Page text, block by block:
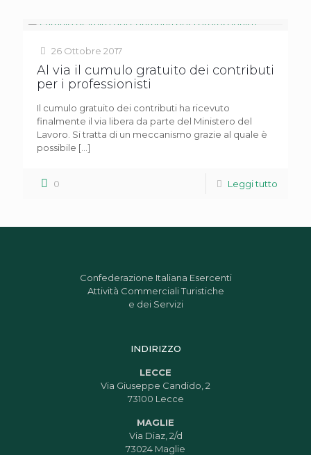
26 Ottobre 2017
Al via il cumulo gratuito dei contributi
per i professionisti
Il cumulo gratuito dei contributi ha ricevuto
finalmente il via libera da parte del Ministero del
Lavoro. Si tratta di un meccanismo grazie al quale è
possibile […]
0 Leggi tutto
Confederazione Italiana Esercenti
Attività Commerciali Turistiche
e dei Servizi
INDIRIZZO
LECCE
Via Giuseppe Candido, 2
73100 Lecce
MAGLIE
Via Diaz, 2/d
73024 Maglie